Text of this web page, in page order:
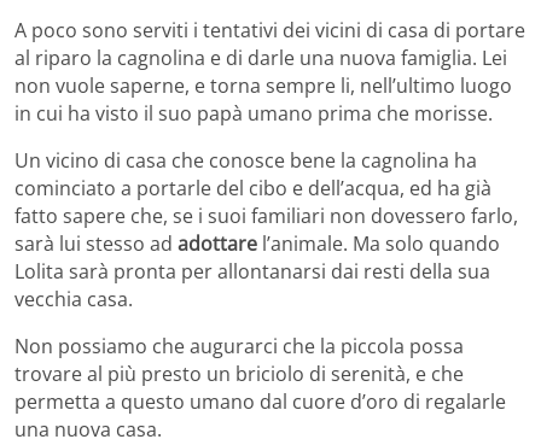
A poco sono serviti i tentativi dei vicini di casa di portare
al riparo la cagnolina e di darle una nuova famiglia. Lei
non vuole saperne, e torna sempre li, nell’ultimo luogo
in cui ha visto il suo papà umano prima che morisse.
Un vicino di casa che conosce bene la cagnolina ha
cominciato a portarle del cibo e dell’acqua, ed ha già
fatto sapere che, se i suoi familiari non dovessero farlo,
sarà lui stesso ad adottare l’animale. Ma solo quando
Lolita sarà pronta per allontanarsi dai resti della sua
vecchia casa.
Non possiamo che augurarci che la piccola possa
trovare al più presto un briciolo di serenità, e che
permetta a questo umano dal cuore d’oro di regalarle
una nuova casa.